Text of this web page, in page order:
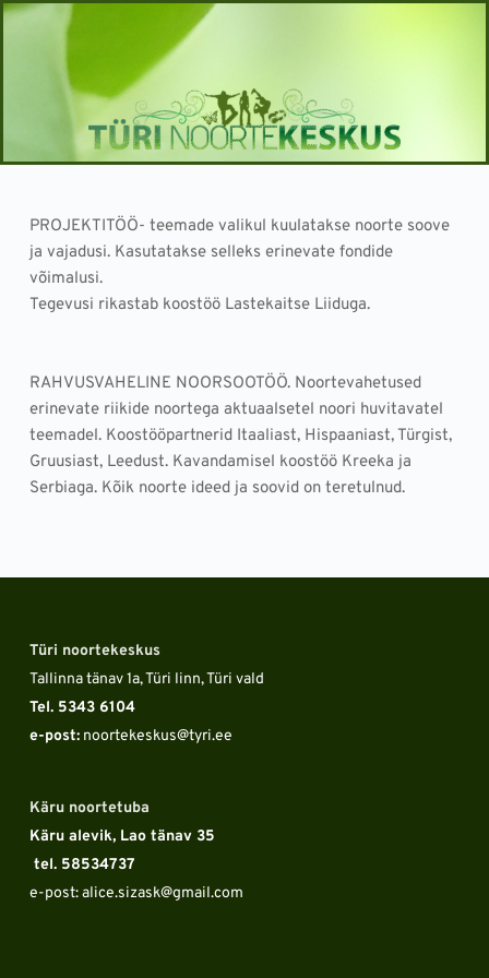
Skip
PROJEKTITÖÖ- teemade valikul kuulatakse noorte soove
ja vajadusi. Kasutatakse selleks erinevate fondide
võimalusi.
Tegevusi rikastab koostöö Lastekaitse Liiduga.
RAHVUSVAHELINE NOORSOOTÖÖ. Noortevahetused
erinevate riikide noortega aktuaalsetel noori huvitavatel
teemadel. Koostööpartnerid Itaaliast, Hispaaniast, Türgist,
Gruusiast, Leedust. Kavandamisel koostöö Kreeka ja
Serbiaga. Kõik noorte ideed ja soovid on teretulnud.
Türi noortekeskus
Tallinna tänav 1a, Türi linn, Türi vald
Tel. 5343 6104
e-post: noortekeskus@tyri.ee
Käru noortetuba
Käru alevik, Lao tänav 35
tel. 58534737
e-post: alice.sizask@gmail.com